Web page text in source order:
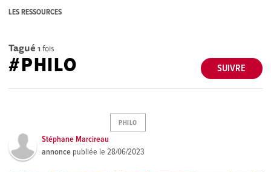
LES RESSOURCES
Tagué 1 fois
SUIVRE
#PHILO
PHILO
Stéphane Marcireau
annonce publiée le28/06/2023